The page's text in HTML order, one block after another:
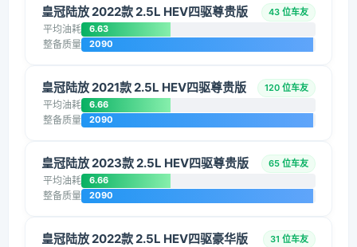
皇冠陆放 2022款 2.5L HEV四驱尊贵版 43 位车友
平均油耗 6.63
整备质量 2090
皇冠陆放 2021款 2.5L HEV四驱尊贵版 120 位车友
平均油耗 6.66
整备质量 2090
皇冠陆放 2023款 2.5L HEV四驱尊贵版 65 位车友
平均油耗 6.66
整备质量 2090
皇冠陆放 2022款 2.5L HEV四驱豪华版 31 位车友